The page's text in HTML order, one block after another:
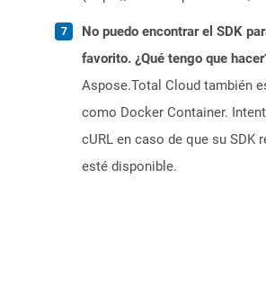
No puedo encontrar el SDK
favorito. ¿Qué tengo que
Aspose.Total Cloud también
como Docker Container.
cURL en caso de que su SDK
esté disponible.